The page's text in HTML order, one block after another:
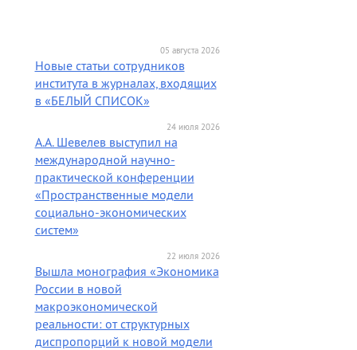
05 августа 2026
Новые статьи сотрудников
института в журналах, входящих
в «БЕЛЫЙ СПИСОК»
24 июля 2026
А.А. Шевелев выступил на
международной научно-
практической конференции
«Пространственные модели
социально-экономических
систем»
22 июля 2026
Вышла монография «Экономика
России в новой
макроэкономической
реальности: от структурных
диспропорций к новой модели